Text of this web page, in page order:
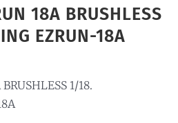
18A BRUSHLESS
EZRUN-18A
1/18.